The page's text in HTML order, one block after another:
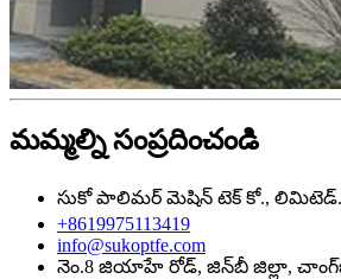
మమ్మల్ని సంప్రదించండి
సుకో పాలిమర్ మెషిన్ టెక్ కో., లిమిటెడ్.
+8619975113419
info@sukoptfe.com
నెం.8 జియాహే రోడ్, జిన్‌బీ జిల్లా,